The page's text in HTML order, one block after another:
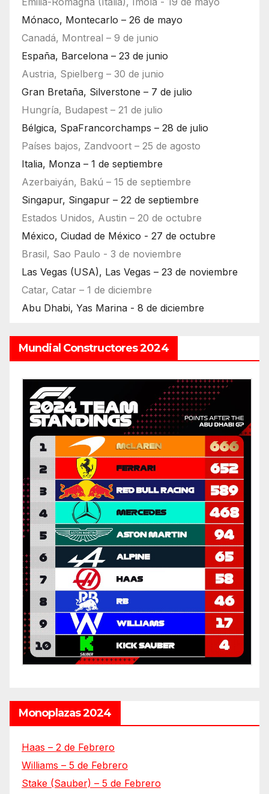
Mónaco, Montecarlo – 26 de mayo
Canadá, Montreal – 9 de junio
España, Barcelona – 23 de junio
Austria, Spielberg – 30 de junio
Gran Bretaña, Silverstone – 7 de julio
Hungría, Budapest – 21 de julio
Bélgica, SpaFrancorchamps – 28 de julio
Países bajos, Zandvoort – 25 de agosto
Italia, Monza – 1 de septiembre
Azerbaiyán, Bakú – 15 de septiembre
Singapur, Singapur – 22 de septiembre
Estados Unidos, Austin – 20 de octubre
México, Ciudad de México - 27 de octubre
Brasil, Sao Paulo - 3 de noviembre
Las Vegas (USA), Las Vegas – 23 de noviembre
Catar, Catar – 1 de diciembre
Abu Dhabi, Yas Marina - 8 de diciembre
Mundial Constructores 2024
Monoplazas 2024
Haas – 2 de Febrero
Williams – 5 de Febrero
Stake (Sauber) – 5 de Febrero